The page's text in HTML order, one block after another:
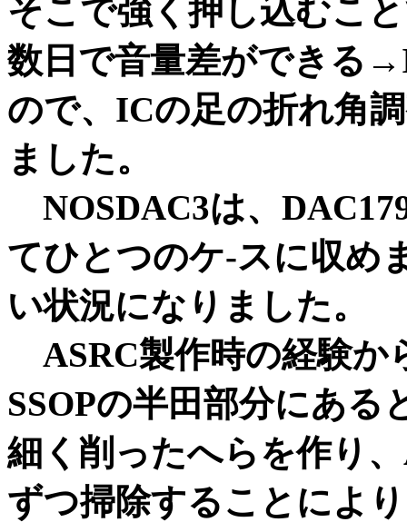
そこで強く押し込むこ
数日で音量差ができる
ので、ICの足の折れ角
ました。
NOSDAC3は、
てひとつのケ-スに収め
い状況になりました。
ASRC製作時の経験か
SSOPの半田部分にある
細く削ったへらを作り
ずつ掃除することによ